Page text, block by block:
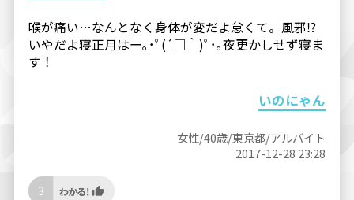
喉が痛い…なんとなく身体が変だよ怠くて。風邪⁉︎
いやだよ寝正月はー｡･ﾟ(´□｀)ﾟ･｡夜更かしせず寝ま
す！
いのにゃん
女性/40歳/東京都/アルバイト
2017-12-28 23:28
3